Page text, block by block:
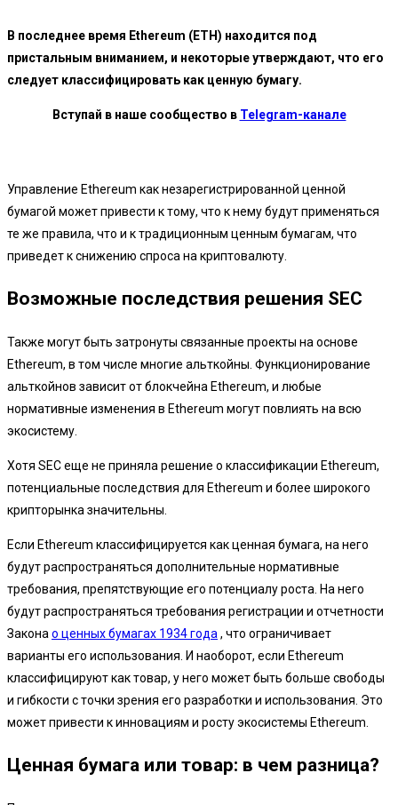
В последнее время Ethereum (ETH) находится под
пристальным вниманием, и некоторые утверждают, что его
следует классифицировать как ценную бумагу.
Вступай в наше сообщество в Telegram-канале
Управление Ethereum как незарегистрированной ценной
бумагой может привести к тому, что к нему будут применяться
те же правила, что и к традиционным ценным бумагам, что
приведет к снижению спроса на криптовалюту.
Возможные последствия решения SEC
Также могут быть затронуты связанные проекты на основе
Ethereum, в том числе многие альткойны. Функционирование
альткойнов зависит от блокчейна Ethereum, и любые
нормативные изменения в Ethereum могут повлиять на всю
экосистему.
Хотя SEC еще не приняла решение о классификации Ethereum,
потенциальные последствия для Ethereum и более широкого
крипторынка значительны.
Если Ethereum классифицируется как ценная бумага, на него
будут распространяться дополнительные нормативные
требования, препятствующие его потенциалу роста. На него
будут распространяться требования регистрации и отчетности
Закона о ценных бумагах 1934 года , что ограничивает
варианты его использования. И наоборот, если Ethereum
классифицируют как товар, у него может быть больше свободы
и гибкости с точки зрения его разработки и использования. Это
может привести к инновациям и росту экосистемы Ethereum.
Ценная бумага или товар: в чем разница?